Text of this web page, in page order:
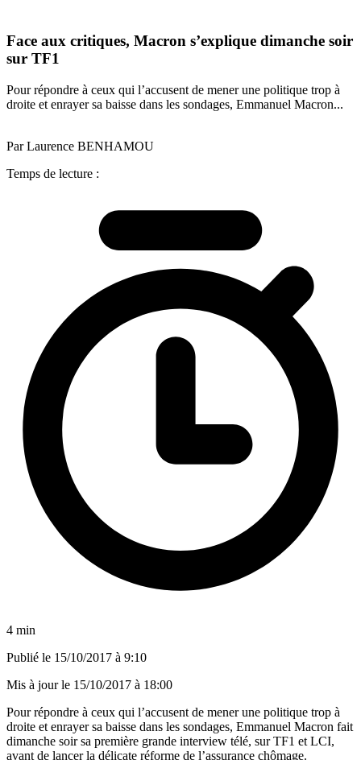
Face aux critiques, Macron s’explique dimanche soir
sur TF1
Pour répondre à ceux qui l’accusent de mener une politique trop à
droite et enrayer sa baisse dans les sondages, Emmanuel Macron...
Par Laurence BENHAMOU
Temps de lecture :
4 min
Publié le 15/10/2017 à 9:10
Mis à jour le 15/10/2017 à 18:00
Pour répondre à ceux qui l’accusent de mener une politique trop à
droite et enrayer sa baisse dans les sondages, Emmanuel Macron fait
dimanche soir sa première grande interview télé, sur TF1 et LCI,
avant de lancer la délicate réforme de l’assurance chômage.